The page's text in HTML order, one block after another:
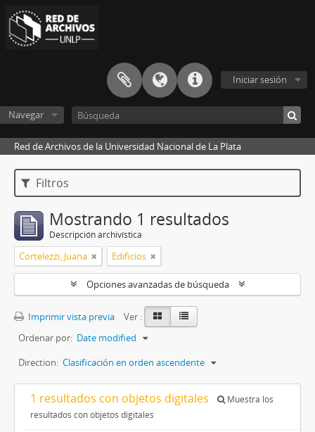
Iniciar sesión
Navegar
Red de Archivos de la Universidad Nacional de La Plata
Filtros
Mostrando 1 resultados
Descripción archivística
Cortelezzi, Juana Edificios
Opciones avanzadas de búsqueda
Imprimir vista previa
Ver :
Ordenar por: Date modified
Direction: Clasificación en orden ascendente
1 resultados con objetos digitales
Muestra los
resultados con objetos digitales